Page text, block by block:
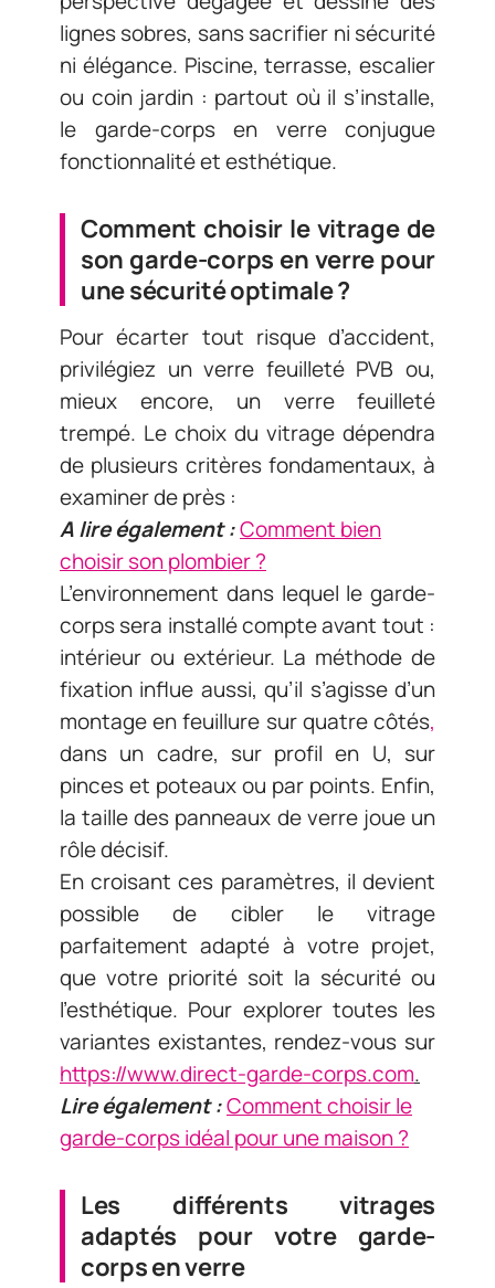
lignes sobres, sans sacrifier ni sécurité
ni élégance. Piscine, terrasse, escalier
ou coin jardin : partout où il s’installe,
le garde-corps en verre conjugue
fonctionnalité et esthétique.
Comment choisir le vitrage de
son garde-corps en verre pour
une sécurité optimale ?
Pour écarter tout risque d’accident,
privilégiez un verre feuilleté PVB ou,
mieux encore, un verre feuilleté
trempé. Le choix du vitrage dépendra
de plusieurs critères fondamentaux, à
examiner de près :
A lire également :Comment bien
choisir son plombier ?
L’environnement dans lequel le garde-
corps sera installé compte avant tout :
intérieur ou extérieur. La méthode de
fixation influe aussi, qu’il s’agisse d’un
montage en feuillure sur quatre côtés,
dans un cadre, sur profil en U, sur
pinces et poteaux ou par points. Enfin,
la taille des panneaux de verre joue un
rôle décisif.
En croisant ces paramètres, il devient
possible de cibler le vitrage
parfaitement adapté à votre projet,
que votre priorité soit la sécurité ou
l’esthétique. Pour explorer toutes les
variantes existantes, rendez-vous sur
https://www.direct-garde-corps.com.
Lire également :Comment choisir le
garde-corps idéal pour une maison ?
Les différents vitrages
adaptés pour votre garde-
corps en verre